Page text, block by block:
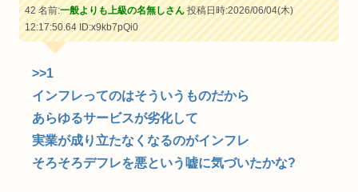
42 名前:一般よりも上級の名無しさん投稿日時:2026/06/04(木)
12:17:50.64ID:x9kb7pQi0
>>1
インフレってのはそういうものだから
あらゆるサービスが劣化して
実業が成り立たなくなるのがインフレ
そろそろデフレを悪という嘘に気づいたかな?